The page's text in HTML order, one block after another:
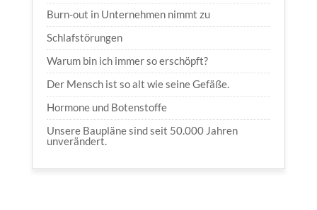
Burn-out in Unternehmen nimmt zu
Schlafstörungen
Warum bin ich immer so erschöpft?
Der Mensch ist so alt wie seine Gefäße.
Hormone und Botenstoffe
Unsere Baupläne sind seit 50.000 Jahren
unverändert.